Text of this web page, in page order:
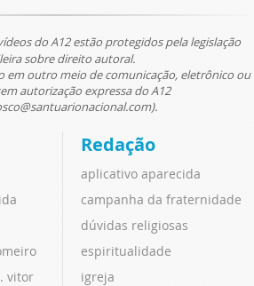
do A12 estão protegidos pela legislação
sobre direito autoral.
em outro meio de comunicação, eletrônico ou
autorização expressa do A12
vitor
Redação
aplicativo aparecida
campanha da fraternidade
dúvidas religiosas
espiritualidade
igreja